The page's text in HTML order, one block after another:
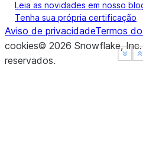
See
See
Leia as novidades em nosso
Tenha sua própria certificação
Aviso de privacidadeTermos
cookies© 2026 Snowflake,
reservados.